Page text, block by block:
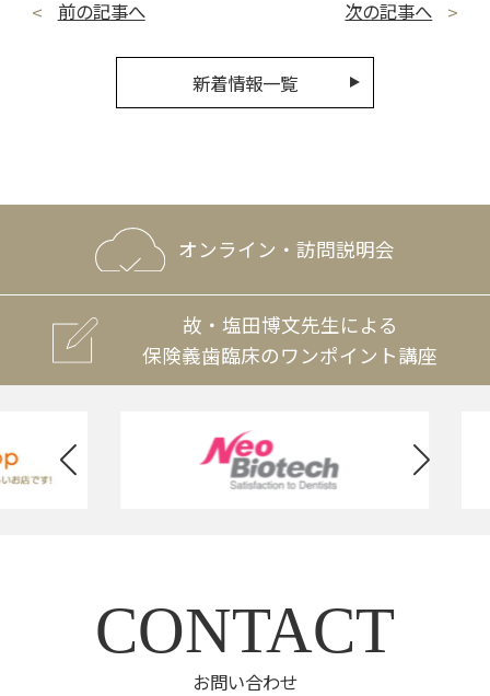
前の記事へ 次の記事へ
新着情報一覧
オンライン・訪問説明会
故・塩田博文先生による
保険義歯臨床のワンポイント講座
CONTACT
お問い合わせ